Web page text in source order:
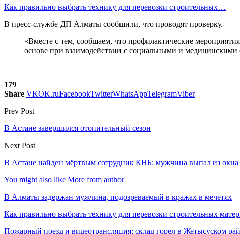
Как правильно выбрать технику для перевозки строительных…
В пресс-службе ДП Алматы сообщили, что проводят проверку.
«Вместе с тем, сообщаем, что профилактические
основе при взаимодействии с социальными и
179
Share VKOK.ruFacebookTwitterWhatsAppTelegramViber
Prev Post
В Астане завершился отопительный сезон
Next Post
В Астане найден мёртвым сотрудник КНБ: мужчина выпал из окна
You might also like More from author
В Алматы задержан мужчина, подозреваемый в кражах в мечетях
Как правильно выбрать технику для перевозки строительных
Пожарный поезд и видеотрансляция: склад горел в Жетысуском